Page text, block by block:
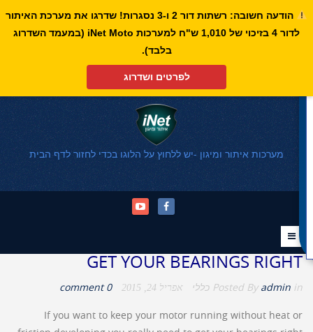
הודעה חשובה: רשתות דור 2 ו-3 נסגרות! שדרגו את מערכת האיתור
לדור 4 בזיכוי של 1,010 ש"ח למערכות iNet Moto (במעמד השדרוג
בלבד).
לפרטים ושדרוג
מערכות איתור ומיגון -יש ללחוץ על הלוגו בכדי לחזור לדף הבית
GET YOUR BEARINGS RIGHT
Posted By admin in כללי אפריל 24, 2015 0 comment
If you want to keep your motor running without heat or